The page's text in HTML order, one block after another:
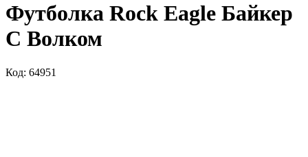
Футболка Rock Eagle Байкер
С Волком
Код: 64951